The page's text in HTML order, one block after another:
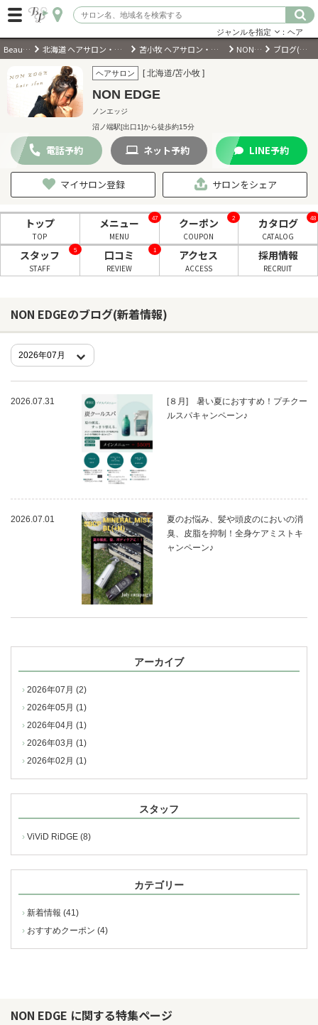
ログイン
会員登録（無料）
キーワード検索
ジャンルを選択
キーワードで検索
現在地から探す
ヘアサロン
リラクゼーションサロン
ジャンルを指定 ：ヘア
BeautyPark 北海道 ヘアサロン・美容室・美容院 苫小牧 ヘアサロン・美容室・美容院 NON EDGE ブログ(新着情報)
ヘアサロン [ 北海道/苫小牧 ]
NON EDGE
ノンエッジ
沼ノ端駅[出口1]から徒歩約15分
電話予約 ネット予約 LINE予約
マイサロン登録 サロンをシェア
トップ
TOP
メニュー
MENU
47 クーポン
COUPON
2 カタログ
CATALOG
48
スタッフ
STAFF
5 口コミ
REVIEW
1 アクセス
ACCESS
採用情報
RECRUIT
NON EDGEのブログ(新着情報)
2026.07.31
[８月] 暑い夏におすすめ！プチクー
ルスパキャンペーン♪
2026.07.01
夏のお悩み、髪や頭皮のにおいの消
臭、皮脂を抑制！全身ケアミストキ
ャンペーン♪
アーカイブ
2026年07月 (2)
2026年05月 (1)
2026年04月 (1)
2026年03月 (1)
2026年02月 (1)
スタッフ
ViViD RiDGE (8)
カテゴリー
新着情報 (41)
おすすめクーポン (4)
NON EDGE に関する特集ページ